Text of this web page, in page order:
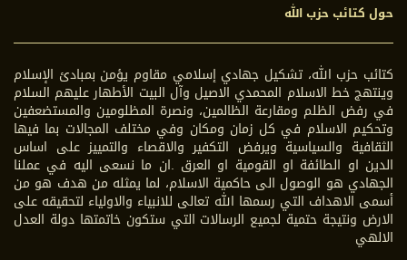
حول كتائب حزب الله
كتائب حزب الله، تشكيل جهادي إسلامي مقاوم يؤمن بمبادئ الإسلام
وينتهج خط الاسلام المحمدي الاصيل وآل البيت الأطهار عليهم السلام
في رفض الظلم ومقارعة الظالمين، ونصرة المظلومين والمستضعفين
وتحكيم الاسلام في كل زمان ومكان وفي مختلف المجالات بما فيها
الثقافية والسياسية ويرفض التكفير والاقصاء والتمييز على اساس
الدين او الطائفة او القومية او العرق .ان ما نسعى اليه في عملنا
الجهادي هو الوصول الى حاكمية الاسلام، لما يمثله من هدف هو من
أسمى الاهداف التي رسمها الله تعالى للانبياء والاولياء لتحقيقه على
الارض ونتيجة حتمية لجميع الرسالات التي ستكون خاتمتها دولة العدل
الالهي